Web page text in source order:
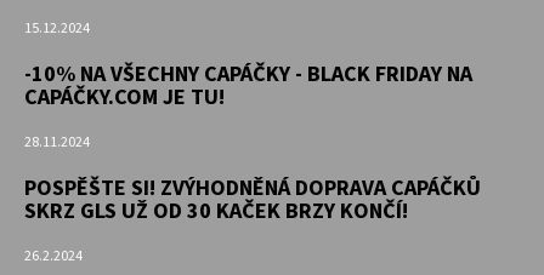
15.12.2024
-10% NA VŠECHNY CAPÁČKY - BLACK FRIDAY NA
CAPÁČKY.COM JE TU!
28.11.2024
POSPĚŠTE SI! ZVÝHODNĚNÁ DOPRAVA CAPÁČKŮ
SKRZ GLS UŽ OD 30 KAČEK BRZY KONČÍ!
26.2.2024